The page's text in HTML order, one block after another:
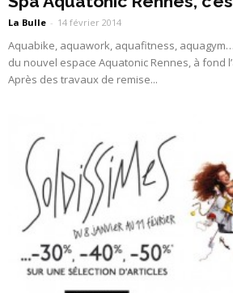
La Bulle - 14 février 2014
Aquabike, aquawork, aquafitness,
du nouvel espace Aquatonic Rennes, à fond
Après des travaux de remise...